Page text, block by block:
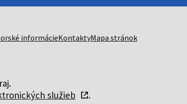
informácieKontaktyMapa stránok
služieb .